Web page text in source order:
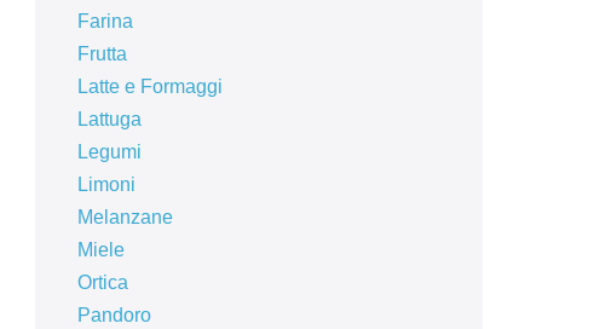
Farina
Frutta
Latte e Formaggi
Lattuga
Legumi
Limoni
Melanzane
Miele
Ortica
Pandoro